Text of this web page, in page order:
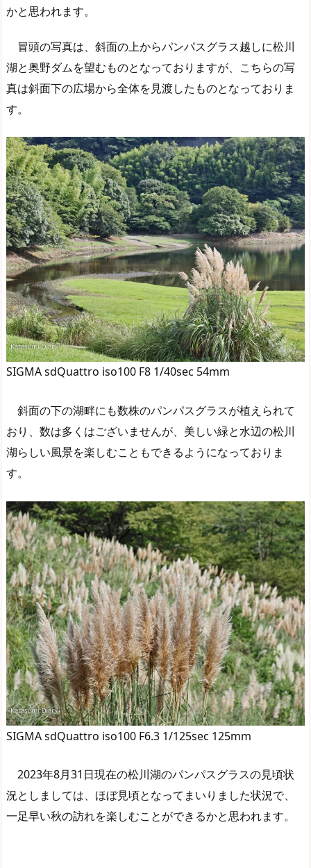
かと思われます。
冒頭の写真は、斜面の上からパンパスグラス越しに松川
湖と奥野ダムを望むものとなっておりますが、こちらの写
真は斜面下の広場から全体を見渡したものとなっておりま
す。
SIGMA sdQuattro iso100 F8 1/40sec 54mm
斜面の下の湖畔にも数株のパンパスグラスが植えられて
おり、数は多くはございませんが、美しい緑と水辺の松川
湖らしい風景を楽しむこともできるようになっておりま
す。
SIGMA sdQuattro iso100 F6.3 1/125sec 125mm
2023年8月31日現在の松川湖のパンパスグラスの見頃状
況としましては、ほぼ見頃となってまいりました状況で、
一足早い秋の訪れを楽しむことができるかと思われます。